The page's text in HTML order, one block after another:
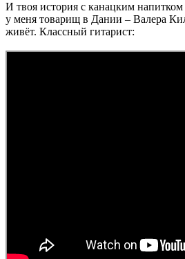
И твоя история с канацким напитком
у меня товарищ в Дании – Валера
живёт. Классный гитарист: